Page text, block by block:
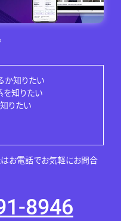
か知りたい
を知りたい
りたい
はお電話でお気軽にお問合
8946